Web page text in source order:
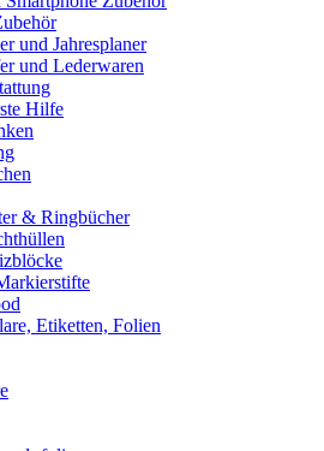
und Jahresplaner
und Lederwaren
Hilfe
& Ringbücher
Etiketten, Folien